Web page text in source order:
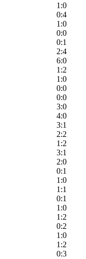
1:0
0:4
1:0
0:0
0:1
2:4
6:0
1:2
1:0
0:0
0:0
3:0
4:0
3:1
2:2
1:2
3:1
2:0
0:1
1:0
1:1
0:1
1:0
1:2
0:2
1:0
1:2
0:3